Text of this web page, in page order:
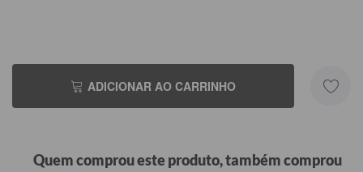
ADICIONAR AO CARRINHO
Quem comprou este produto, também comprou